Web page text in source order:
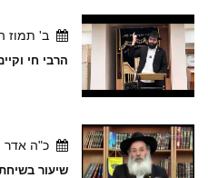
ב' תמוז
הרבי חי
כ"ה אדר
שיעור